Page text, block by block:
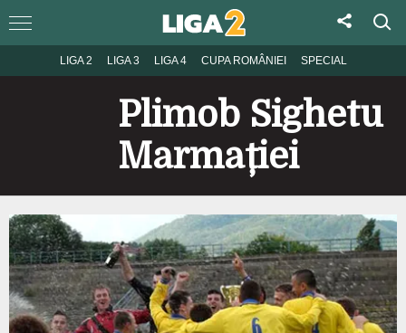
LIGA 2 LIGA 3 LIGA 4 CUPA ROMÂNIEI SPECIAL
Plimob Sighetu
Marmației